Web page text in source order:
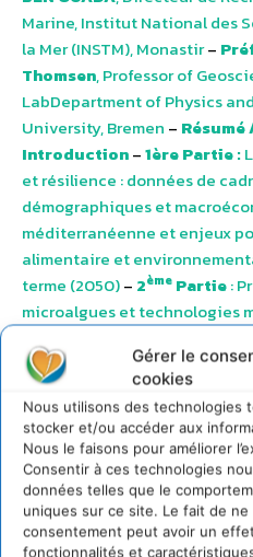
Gérer le
cookies
Nous utilisons des technologies
stocker et/ou accéder aux
Nous le faisons pour améliorer
Consentir à ces technologies
données telles que le
uniques sur ce site. Le fait de
consentement peut avoir un
fonctionnalités et
Marine, Institut National des
la Mer (INSTM), Monastir–
Thomsen, Professor of
LabDepartment of Physics
University, Bremen –
Introduction–1ère Partie :
et résilience : données de
démographiques et
méditerranéenne et enjeux
alimentaire et
terme (2050)– 2ème Partie:
microalgues et technologies
Perspectives de
Conclusions et
Télécharger
–IPEMED_Etudes et
microalgues_SYNTHESE–